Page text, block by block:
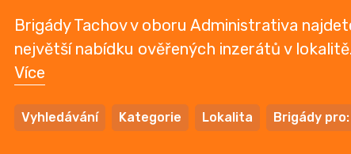
Brigády Tachov v oboru Administrativa
největší nabídku ověřených inzerátů v
Více
Vyhledávání Kategorie Lokalita Brigády pro: